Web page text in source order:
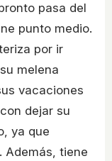
pasa del
punto medio.
por ir
melena
vacaciones
dejar su
ya que
Además, tiene